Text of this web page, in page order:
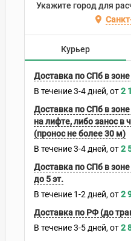
Укажите город для
Курьер
Доставка по СПб в
В течение3-4 дней 2
Доставка по СПб в
на лифте, либо занос в
(пронос не более 30 м)
В течение3-4 дней 2
Доставка по СПб в
до 5 эт.
В течение 1-2 дней 2
Доставка по РФ (до
В течение3-5 дней 2